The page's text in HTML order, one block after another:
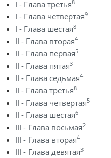
I - Глава третья8
I - Глава четвертая9
I - Глава шестая8
II - Глава вторая4
II - Глава первая5
II - Глава пятая3
II - Глава седьмая4
II - Глава третья8
II - Глава четвертая5
II - Глава шестая6
III - Глава восьмая2
III - Глава вторая4
III - Глава девятая3